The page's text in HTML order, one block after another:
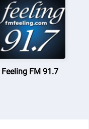
Feeling FM 91.7